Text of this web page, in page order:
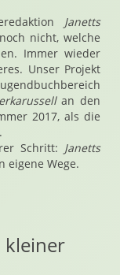
Janetts
nicht, welche
Immer wieder
Unser Projekt
an den
2017, als die
Schritt: Janetts
eigene Wege.
kleiner